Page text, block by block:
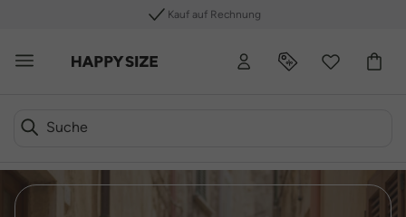
Kauf auf Rechnung